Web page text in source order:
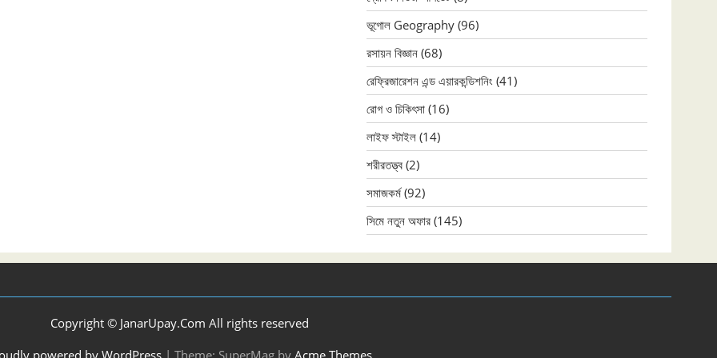
ভূগোল Geography (96)
রসায়ন বিজ্ঞান (68)
রেফ্রিজারেশন এন্ড এয়ারকন্ডিশনিং (41)
রোগ ও চিকিৎসা (16)
লাইফ স্টাইল (14)
শরীরতত্ত্ব (2)
সমাজকর্ম(92)
সিমে নতুন ‍অফার (145)
Copyright © JanarUpay.Com All rights reserved
powered by WordPress | Theme: SuperMag by Acme Themes